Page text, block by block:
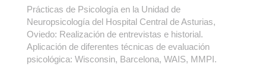
Prácticas de Psicología en la Unidad de
Neuropsicología del Hospital Central de Asturias,
Oviedo: Realización de entrevistas e historial.
Aplicación de diferentes técnicas de evaluación
psicológica: Wisconsin, Barcelona, WAIS, MMPI.